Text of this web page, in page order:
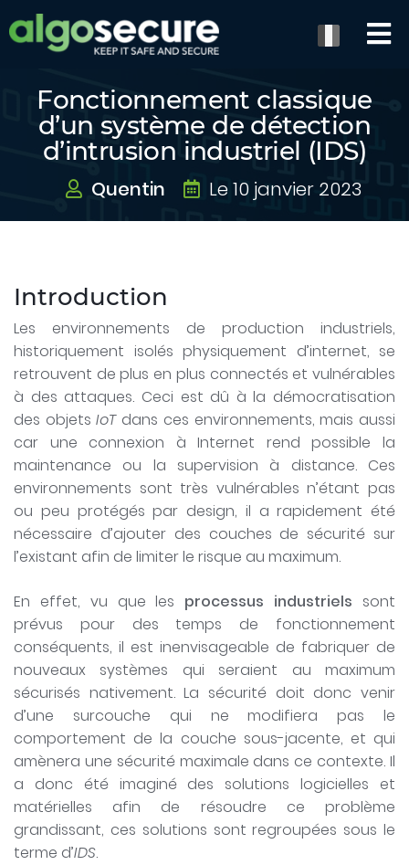
Fonctionnement classique
d’un système de détection
d’intrusion industriel (IDS)
Quentin Le 10 janvier 2023
Introduction
Les environnements de production industriels,
historiquement isolés physiquement d’internet, se
retrouvent de plus en plus connectés et vulnérables
à des attaques. Ceci est dû à la démocratisation
des objetsIoTdans ces environnements, mais aussi
car une connexion à Internet rend possible la
maintenance ou la supervision à distance. Ces
environnements sont très vulnérables n’étant pas
ou peu protégés par design, il a rapidement été
nécessaire d’ajouter des couches de sécurité sur
l’existant afin de limiter le risque au maximum.
En effet, vu que les processus industriels sont
prévus pour des temps de fonctionnement
conséquents, il est inenvisageable de fabriquer de
nouveaux systèmes qui seraient au maximum
sécurisés nativement. La sécurité doit donc venir
d’une surcouche qui ne modifiera pas le
comportement de la couche sous-jacente, et qui
amènera une sécurité maximale dans ce contexte. Il
a donc été imaginé des solutions logicielles et
matérielles afin de résoudre ce problème
grandissant, ces solutions sont regroupées sous le
terme d’IDS.